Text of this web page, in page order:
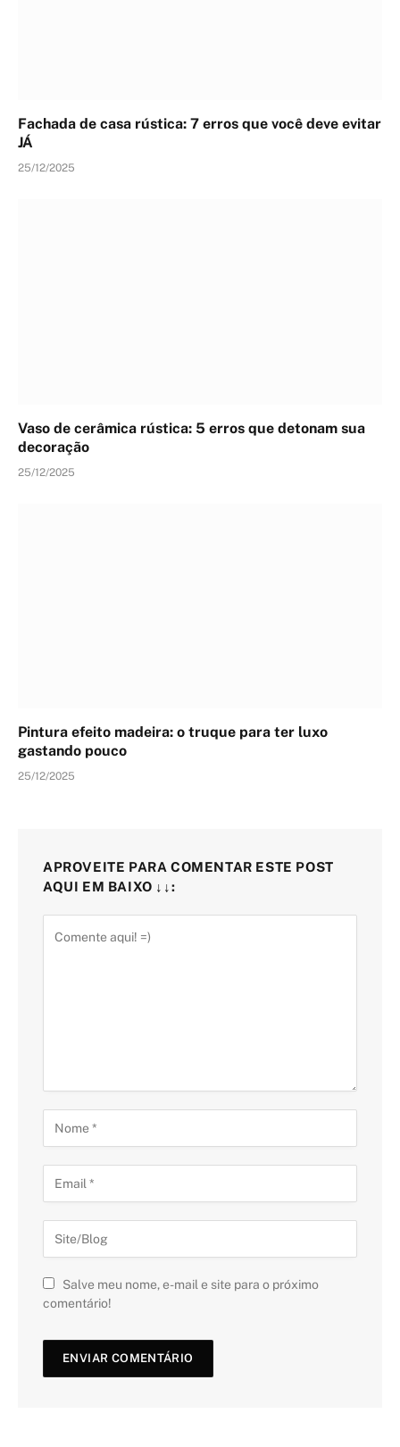
Fachada de casa rústica: 7 erros que você deve evitar
JÁ
25/12/2025
Vaso de cerâmica rústica: 5 erros que detonam sua
decoração
25/12/2025
Pintura efeito madeira: o truque para ter luxo
gastando pouco
25/12/2025
APROVEITE PARA COMENTAR ESTE POST
AQUI EM BAIXO ↓↓:
Salve meu nome, e-mail e site para o próximo
comentário!